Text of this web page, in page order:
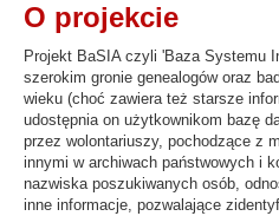
O projekcie
Projekt BaSIA czyli 'Baza Systemu
szerokim gronie genealogów oraz
wieku (choć zawiera też starsze
udostępnia on użytkownikom bazę
przez wolontariuszy, pochodzące z
innymi w archiwach państwowych i
nazwiska poszukiwanych osób,
inne informacje, pozwalające